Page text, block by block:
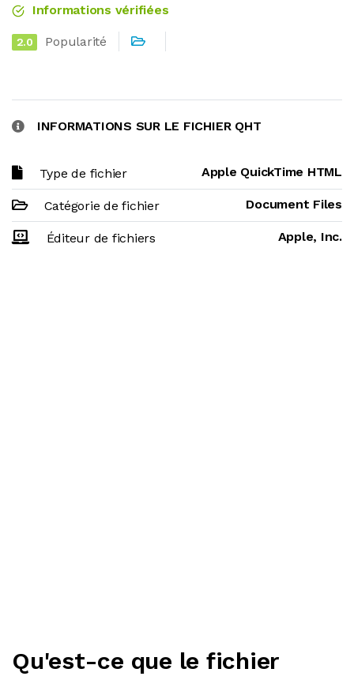
Informations vérifiées
2.0 Popularité
INFORMATIONS SUR LE FICHIER QHT
Type de fichier Apple QuickTime HTML
Catégorie de fichier Document Files
Éditeur de fichiers Apple, Inc.
Qu'est-ce que le fichier